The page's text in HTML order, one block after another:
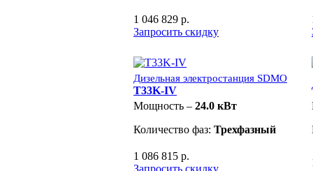
1 046 829 р.
Запросить скидку
Дизельная электростанция SDMO
T33K-IV
Мощность – 24.0 кВт
Количество фаз: Трехфазный
1 086 815 р.
Запросить скидку